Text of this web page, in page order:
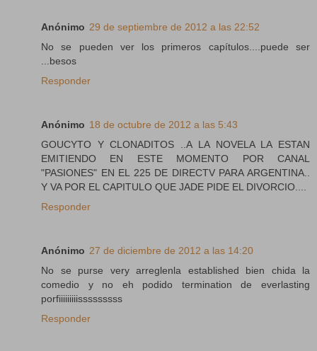
Anónimo 29 de septiembre de 2012 a las 22:52
No se pueden ver los primeros capítulos....puede ser
...besos
Responder
Anónimo 18 de octubre de 2012 a las 5:43
GOUCYTO Y CLONADITOS ..A LA NOVELA LA ESTAN
EMITIENDO EN ESTE MOMENTO POR CANAL
"PASIONES" EN EL 225 DE DIRECTV PARA ARGENTINA..
Y VA POR EL CAPITULO QUE JADE PIDE EL DIVORCIO....
Responder
Anónimo 27 de diciembre de 2012 a las 14:20
No se purse very arreglenla established bien chida la
comedio y no eh podido termination de everlasting
porfiiiiiiiiisssssssss
Responder